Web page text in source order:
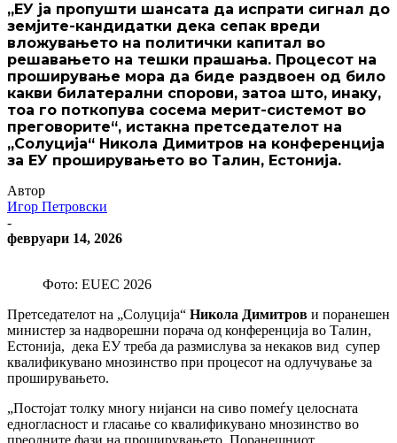
„ЕУ ја пропушти шансата да испрати сигнал до
земјите-кандидатки дека сепак вреди
вложувањето на политички капитал во
решавањето на тешки прашања. Процесот на
проширување мора да биде раздвоен од било
какви билатерални спорови, затоа што, инаку,
тоа го поткопува сосема мерит-системот во
преговорите“, истакна претседателот на
„Солуција“ Никола Димитров на конференција
за ЕУ проширувањето во Талин, Естонија.
Автор
Игор Петровски
-
февруари 14, 2026
Фото: EUEC 2026
Претседателот на „Солуција“ Никола Димитров и поранешен
министер за надворешни порача од конференција во Талин,
Естонија, дека ЕУ треба да размислува за некаков вид супер
квалификувано мнозинство при процесот на одлучување за
проширувањето.
„Постојат толку многу нијанси на сиво помеѓу целосната
едногласност и гласање со квалификувано мнозинство во
преодните фази на проширувањето. Поранешниот